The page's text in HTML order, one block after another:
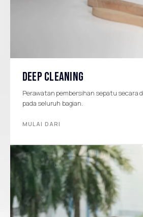
DEEP CLEANING
Perawatan pembersihan sepatu secara
pada seluruh bagian.
MULAI DARI